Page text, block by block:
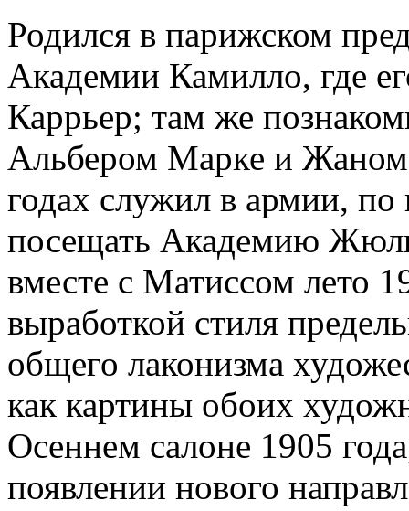
Родился в парижском
Академии Камилло, где
Каррьер; там же
Альбером Марке и
годах служил в армии, по
посещать Академию
вместе с Матиссом лето
выработкой стиля
общего лаконизма
как картины обоих
Осеннем салоне 1905
появлении нового